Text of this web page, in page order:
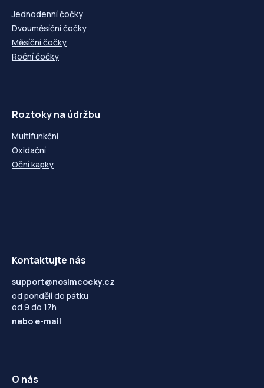
Jednodenní čočky
Dvouměsíční čočky
Měsíční čočky
Roční čočky
Roztoky na údržbu
Multifunkční
Oxidační
Oční kapky
Kontaktujte nás
support@nosimcocky.cz
od pondělí do pátku
od 9 do 17h
nebo e-mail
O nás